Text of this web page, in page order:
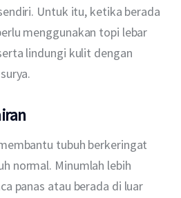
Untuk itu, ketika berada
menggunakan topi lebar
lindungi kulit dengan
tubuh berkeringat
normal. Minumlah lebih
panas atau berada di luar